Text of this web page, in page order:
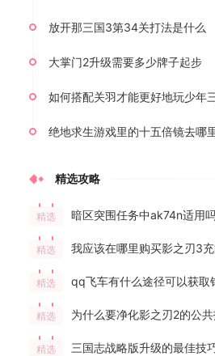
放开那三国3第34关打法是什么
大掌门2升级需要多少牌子起步
如何搭配关羽才能更好地玩少年
绝地求生游戏里的十五倍镜去哪
精选攻略
精选 暗区突围任务中ak74n适用
精选
精选 qq飞车有什么途径可以获取
精选 为什么要净化影之刃2的公
精选 三国志战略版升级的最佳技